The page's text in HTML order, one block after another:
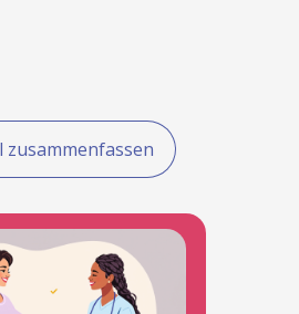
zusammenfassen